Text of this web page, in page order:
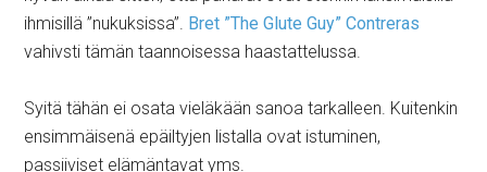
ihmisillä ”nukuksissa”. Bret ”The Glute Guy” Contreras
vahivsti tämän taannoisessa haastattelussa.
Syitä tähän ei osata vieläkään sanoa tarkalleen. Kuitenkin
ensimmäisenä epäiltyjen listalla ovat istuminen,
passiiviset elämäntavat yms.